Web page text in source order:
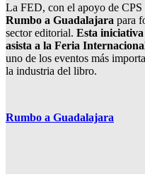
La FED, con el apoyo de
Rumbo a Guadalajara para
sector editorial. Esta
asista a la Feria
uno de los eventos más
la industria del libro.
Rumbo a Guadalajara